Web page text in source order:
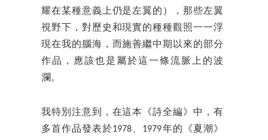
耀在某種意義上仍是左翼的），那些左翼
視野下，對歷史和現實的種種觀照一一浮
現在我的腦海，而施善繼中期以來的部分
作品，應該也是屬於這一條流脈上的波
瀾。
我特別注意到，在這本《詩全編》中，有
多首作品發表於1978、1979年的《夏潮》